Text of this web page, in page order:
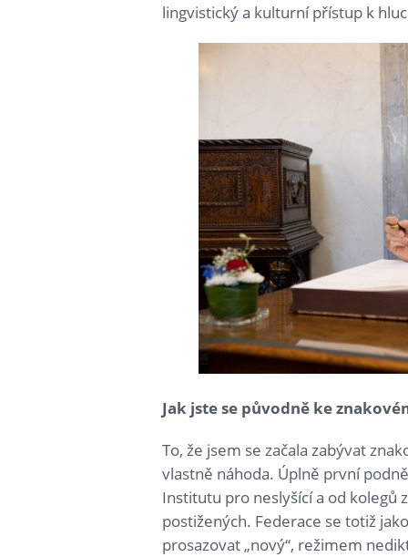
lingvistický a kulturní přístup k
Jak jste se původně ke
To, že jsem se začala zabývat
vlastně náhoda. Úplně první
Institutu pro neslyšící a od kolegů
postižených. Federace se totiž
prosazovat „nový“, režimem